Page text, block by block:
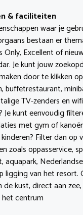
& faciliteiten
waar je
bestaan er
Only, Excellent of
Je kunt jouw
door te klikken
buffetrestaurant,
TV-zenders en
Je kunt eenvoudig
met gym of
Filter dan op
zoals oppasservice,
aquapark,
ligging van het resort.
de kust, direct aan
centrum